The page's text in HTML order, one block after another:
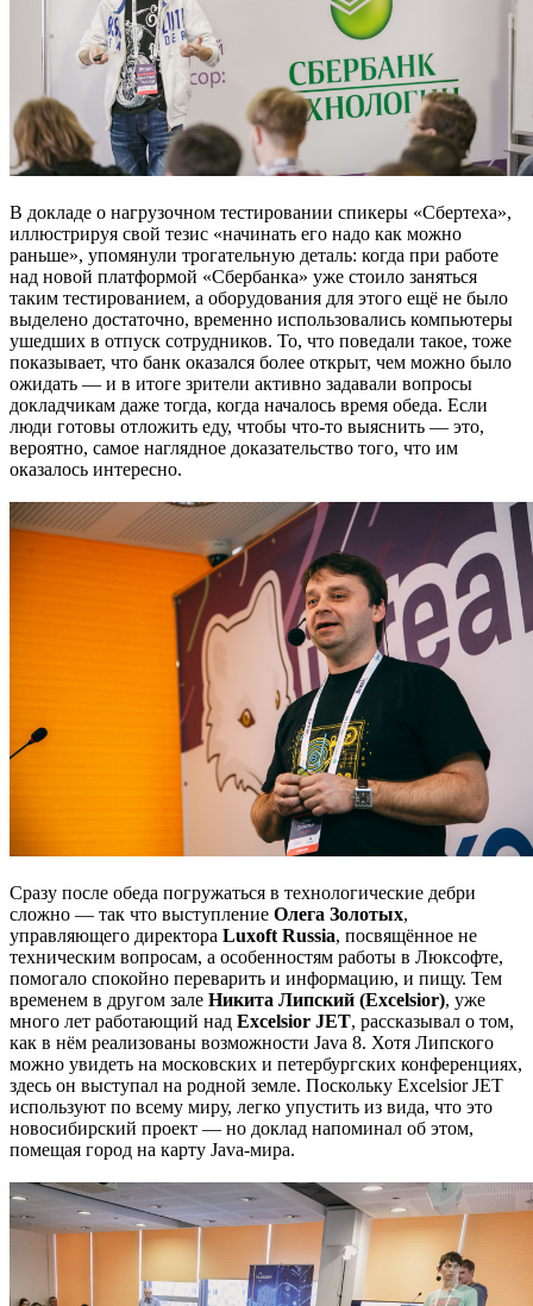
В докладе о нагрузочном тестировании спикеры «Сбертеха»,
иллюстрируя свой тезис «начинать его надо как можно
раньше», упомянули трогательную деталь: когда при работе
над новой платформой «Сбербанка» уже стоило заняться
таким тестированием, а оборудования для этого ещё не было
выделено достаточно, временно использовались компьютеры
ушедших в отпуск сотрудников. То, что поведали такое, тоже
показывает, что банк оказался более открыт, чем можно было
ожидать — и в итоге зрители активно задавали вопросы
докладчикам даже тогда, когда началось время обеда. Если
люди готовы отложить еду, чтобы что-то выяснить — это,
вероятно, самое наглядное доказательство того, что им
оказалось интересно.
Сразу после обеда погружаться в технологические дебри
сложно — так что выступление Олега Золотых,
управляющего директора Luxoft Russia, посвящённое не
техническим вопросам, а особенностям работы в Люксофте,
помогало спокойно переварить и информацию, и пищу. Тем
временем в другом зале Никита Липский (Excelsior), уже
много лет работающий над Excelsior JET, рассказывал о том,
как в нём реализованы возможности Java 8. Хотя Липского
можно увидеть на московских и петербургских конференциях,
здесь он выступал на родной земле. Поскольку Excelsior JET
используют по всему миру, легко упустить из вида, что это
новосибирский проект — но доклад напоминал об этом,
помещая город на карту Java-мира.